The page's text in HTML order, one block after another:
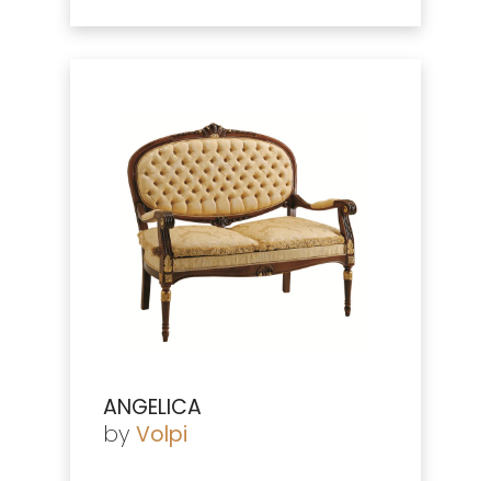
ANGELICA
by Volpi